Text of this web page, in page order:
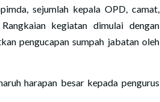
sejumlah kepala OPD, camat,
kegiatan dimulai dengan
pengucapan sumpah jabatan oleh
harapan besar kepada pengurus